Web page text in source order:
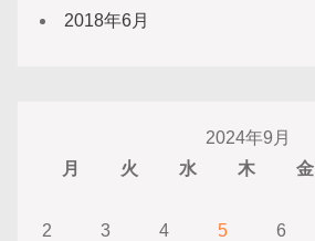
2018年6月
2024年9月
月
火 水 木 金
2
3 4 5 6